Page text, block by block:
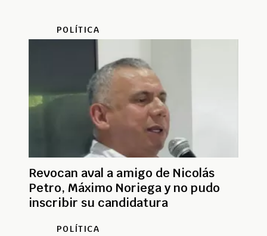
POLÍTICA
Revocan aval a amigo de Nicolás
Petro, Máximo Noriega y no pudo
inscribir su candidatura
POLÍTICA